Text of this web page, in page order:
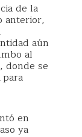
de la
anterior,
aún
al
, donde se
para
en
ya